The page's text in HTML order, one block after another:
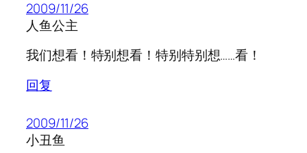
2009/11/26
人鱼公主
我们想看！特别想看！特别特别想……看！
回复
2009/11/26
小丑鱼